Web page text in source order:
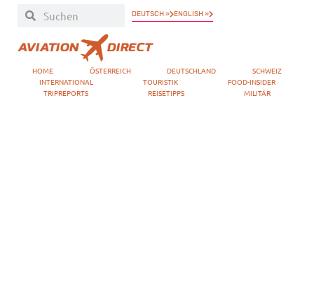
DEUTSCH » ENGLISH »
HOME ÖSTERREICH DEUTSCHLAND
SCHWEIZ
INTERNATIONAL
TOURISTIK
FOOD-INSIDER
TRIPREPORTS
REISETIPPS MILITÄR